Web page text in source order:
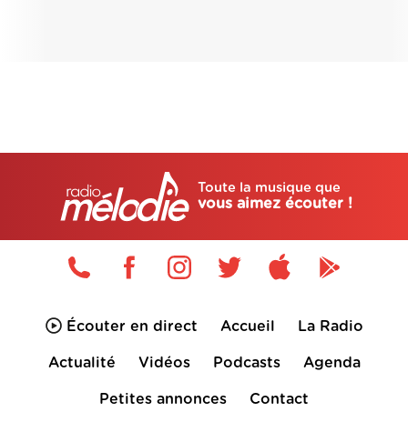
Toute la musique que
vous aimez écouter !
Écouter en direct Accueil La Radio
Actualité Vidéos Podcasts Agenda
Petites annonces Contact